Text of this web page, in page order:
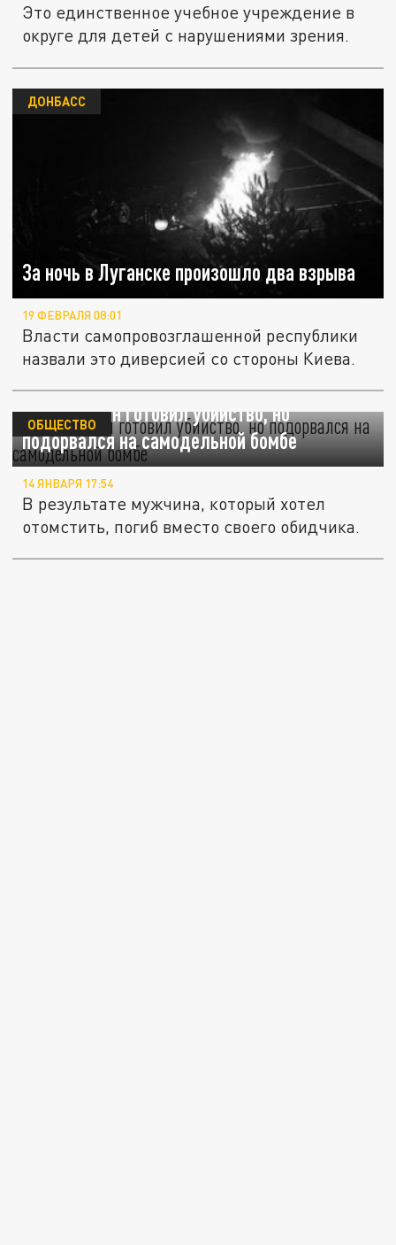
Это единственное учебное учреждение в
округе для детей с нарушениями зрения.
За ночь в Луганске произошло два взрыва
ДОНБАСС
19 ФЕВРАЛЯ 08:01
Власти самопровозглашенной республики
назвали это диверсией со стороны Киева.
Ростовчанин готовил убийство, но
подорвался на самодельной бомбе
ОБЩЕСТВО
14 ЯНВАРЯ 17:54
В результате мужчина, который хотел
отомстить, погиб вместо своего обидчика.